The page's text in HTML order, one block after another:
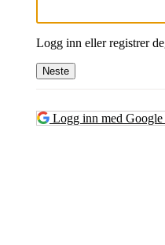
Logg inn eller registrer
Neste
Logg inn med Google